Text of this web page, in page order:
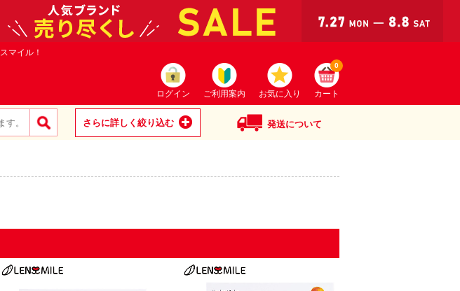
マイル！
ログイン ご利用案内 お気に入り カート
0
さらに詳しく絞り込む 発送について